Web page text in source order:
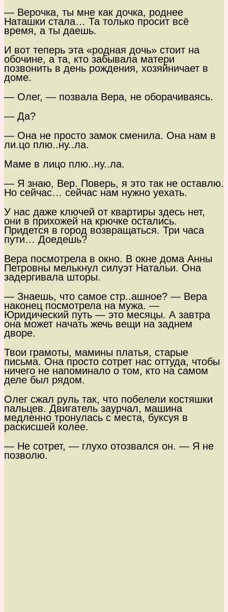
— Верочка, ты мне как дочка, роднее
Наташки стала… Та только просит всё
время, а ты даешь.
И вот теперь эта «родная дочь» стоит на
обочине, а та, кто забывала матери
позвонить в день рождения, хозяйничает в
доме.
— Олег, — позвала Вера, не оборачиваясь.
— Да?
— Она не просто замок сменила. Она нам в
ли.цо плю..ну..ла.
Маме в лицо плю..ну..ла.
— Я знаю, Вер. Поверь, я это так не оставлю.
Но сейчас… сейчас нам нужно уехать.
У нас даже ключей от квартиры здесь нет,
они в прихожей на крючке остались.
Придется в город возвращаться. Три часа
пути… Доедешь?
Вера посмотрела в окно. В окне дома Анны
Петровны мелькнул силуэт Натальи. Она
задергивала шторы.
— Знаешь, что самое стр..ашное? — Вера
наконец посмотрела на мужа. —
Юридический путь — это месяцы. А завтра
она может начать жечь вещи на заднем
дворе.
Твои грамоты, мамины платья, старые
письма. Она просто сотрет нас оттуда, чтобы
ничего не напоминало о том, кто на самом
деле был рядом.
Олег сжал руль так, что побелели костяшки
пальцев. Двигатель заурчал, машина
медленно тронулась с места, буксуя в
раскисшей колее.
— Не сотрет, — глухо отозвался он. — Я не
позволю.